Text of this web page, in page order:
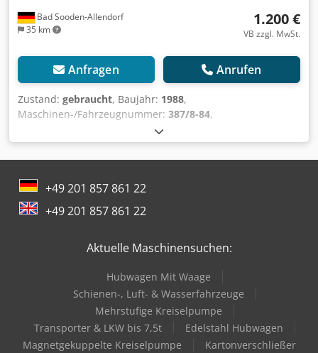
Bad Sooden-Allendorf
35 km
1.200 €
VB zzgl. MwSt.
Anfragen Anrufen
Zustand: gebraucht, Baujahr: 1988,
Maschinen-/Fahrzeugnummer: 387/8-84,
voll funktionsfähig
Eingangsstroms:Drehstrom, Werkstückhöhe (max.):45
mm, Kantenstärke (max.):51 mm, Höheneinstelltyp:
Betätigungsart:elektrisch, Gesamthöhe:
Gesamtlänge: 3.750 mm , Gesamtbreite:
Gesamtgewicht:756 kg , Ausstattung:
kaltverfahren einseitig links Umleimerdicke 0,4 - 8 mm
Breite min 50 mm Laenge min 180 mm Dicke min 6 mm
Vorschubgeschwindigkeit ca. 11 m/ min Leimauftrag ueber
Schwertduese Kappen Bündigfräsen - schrägstellar bis 15
Grad Dodpfx Agoy Dh D Ejvekr Radiusfräsen - schrägstellar
bis 15 Grad Schwabbelaggregat Druckluftbedarf 6 bar
+49 201 857 861 22
+49 201 857 861 22
Aktuelle Maschinensuchen:
Hubwagen Mit Waage
Schienen-, Luft- & Wasserfahrzeuge
Mehrstufige Kreiselpumpe
Transporter & LKW bis 7,5t
Edelstahl Hubwagen
Magnetgekuppelte Kreiselpumpe
Kartonverschließer